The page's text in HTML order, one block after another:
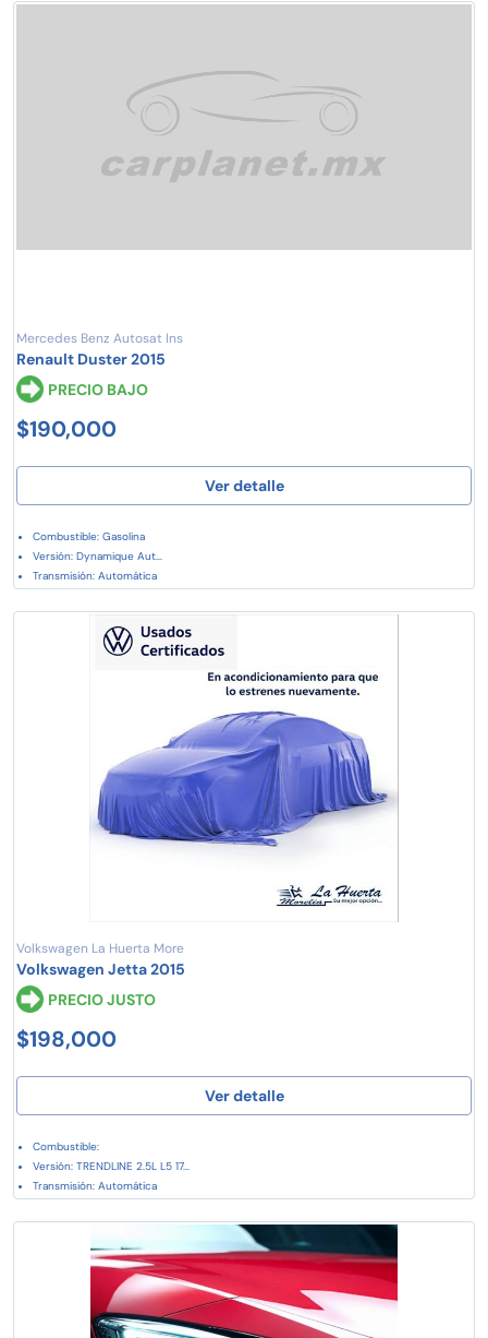
Mercedes Benz Autosat Ins
Renault Duster 2015
PRECIO BAJO
$190,000
Ver detalle
Combustible: Gasolina
Versión: Dynamique Aut...
Transmisión: Automática
Volkswagen La Huerta More
Volkswagen Jetta 2015
PRECIO JUSTO
$198,000
Ver detalle
Combustible:
Versión: TRENDLINE 2.5L L5 17...
Transmisión: Automática